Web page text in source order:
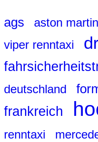
ags aston
viper renntaxi
deutschland
frankreich
renntaxi